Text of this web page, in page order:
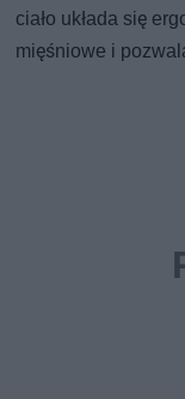
ciało układa się
mięśniowe i